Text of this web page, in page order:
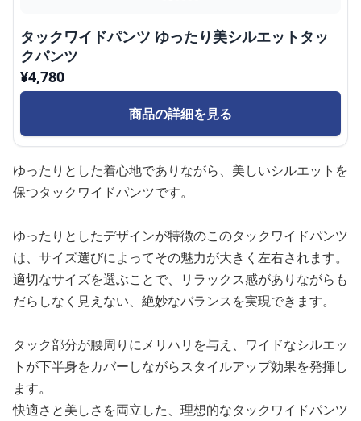
タックワイドパンツ ゆったり美シルエットタッ
クパンツ
¥4,780
商品の詳細を見る
ゆったりとした着心地でありながら、美しいシルエットを
保つタックワイドパンツです。
ゆったりとしたデザインが特徴のこのタックワイドパンツ
は、サイズ選びによってその魅力が大きく左右されます。
適切なサイズを選ぶことで、リラックス感がありながらも
だらしなく見えない、絶妙なバランスを実現できます。
タック部分が腰周りにメリハリを与え、ワイドなシルエッ
トが下半身をカバーしながらスタイルアップ効果を発揮し
ます。
快適さと美しさを両立した、理想的なタックワイドパンツ